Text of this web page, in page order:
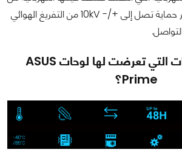
مكان لاخر. معها ستوفر حماية تصل إلى +/- 10kV من التفريغ الهوائي
ماهي الاختبارات التي تعرضت لها لوحات ASUS
Prime؟